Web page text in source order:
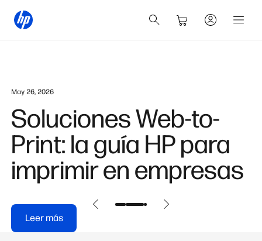
May 26, 2026
Soluciones Web-to-
Print: la guía HP para
imprimir en empresas
Leer más